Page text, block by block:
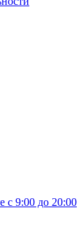
с 9:00 до 20:00